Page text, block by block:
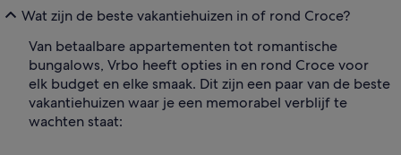
Wat zijn de beste vakantiehuizen in of rond Croce?
Van betaalbare appartementen tot romantische
bungalows, Vrbo heeft opties in en rond Croce voor
elk budget en elke smaak. Dit zijn een paar van de beste
vakantiehuizen waar je een memorabel verblijf te
wachten staat: